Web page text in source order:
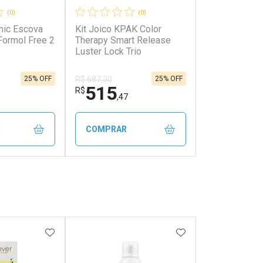
(0)
Escova
Free 2
25% OFF
(0)
Kit Joico KPAK Color
Therapy Smart Release
Luster Lock Trio
R$ 687,30
R$515,47
25% OFF
COMPRAR
ADICIONAR AOS FAVORITOSADICIONAR AOS